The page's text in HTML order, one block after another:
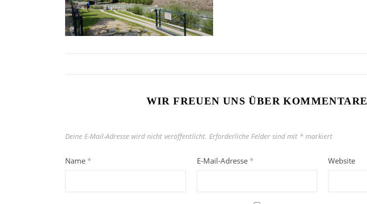
WIR FREUEN UNS ÜBER KOMMENTARE
Deine E-Mail-Adresse wird nicht veröffentlicht. Erforderliche Felder sind mit * markiert
Name * E-Mail-Adresse * Website